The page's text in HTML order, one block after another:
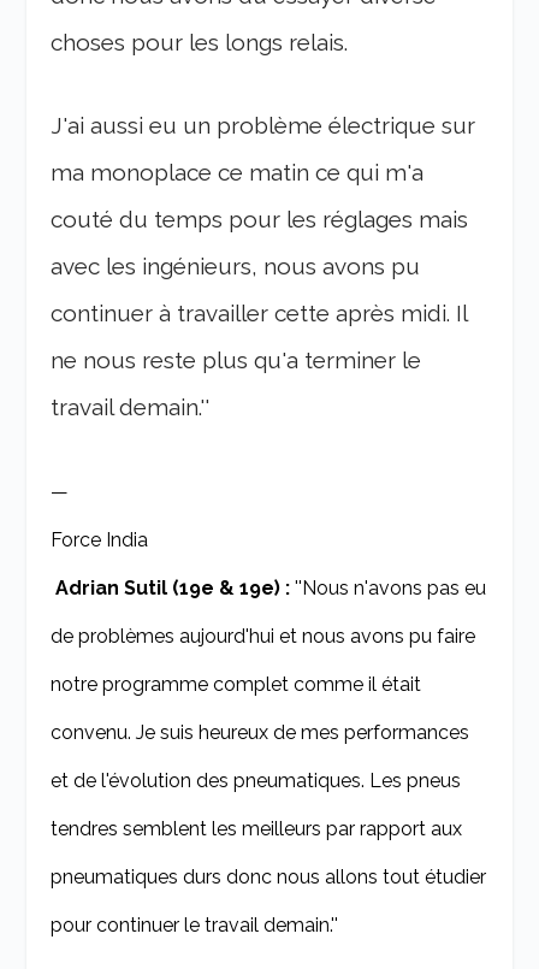
choses pour les longs relais.
J'ai aussi eu un problème électrique sur
ma monoplace ce matin ce qui m'a
couté du temps pour les réglages mais
avec les ingénieurs, nous avons pu
continuer à travailler cette après midi. Il
ne nous reste plus qu'a terminer le
travail demain.''
—
Force India
Adrian Sutil (19e & 19e) :''Nous n'avons pas eu
de problèmes aujourd'hui et nous avons pu faire
notre programme complet comme il était
convenu. Je suis heureux de mes performances
et de l'évolution des pneumatiques. Les pneus
tendres semblent les meilleurs par rapport aux
pneumatiques durs donc nous allons tout étudier
pour continuer le travail demain.''